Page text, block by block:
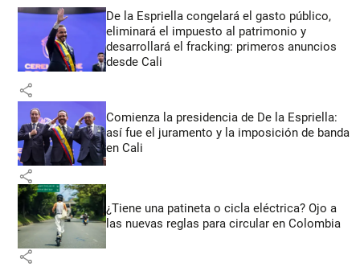
De la Espriella congelará el gasto público,
eliminará el impuesto al patrimonio y
desarrollará el fracking: primeros anuncios
desde Cali
share
Comienza la presidencia de De la Espriella:
así fue el juramento y la imposición de banda
en Cali
share
¿Tiene una patineta o cicla eléctrica? Ojo a
las nuevas reglas para circular en Colombia
share